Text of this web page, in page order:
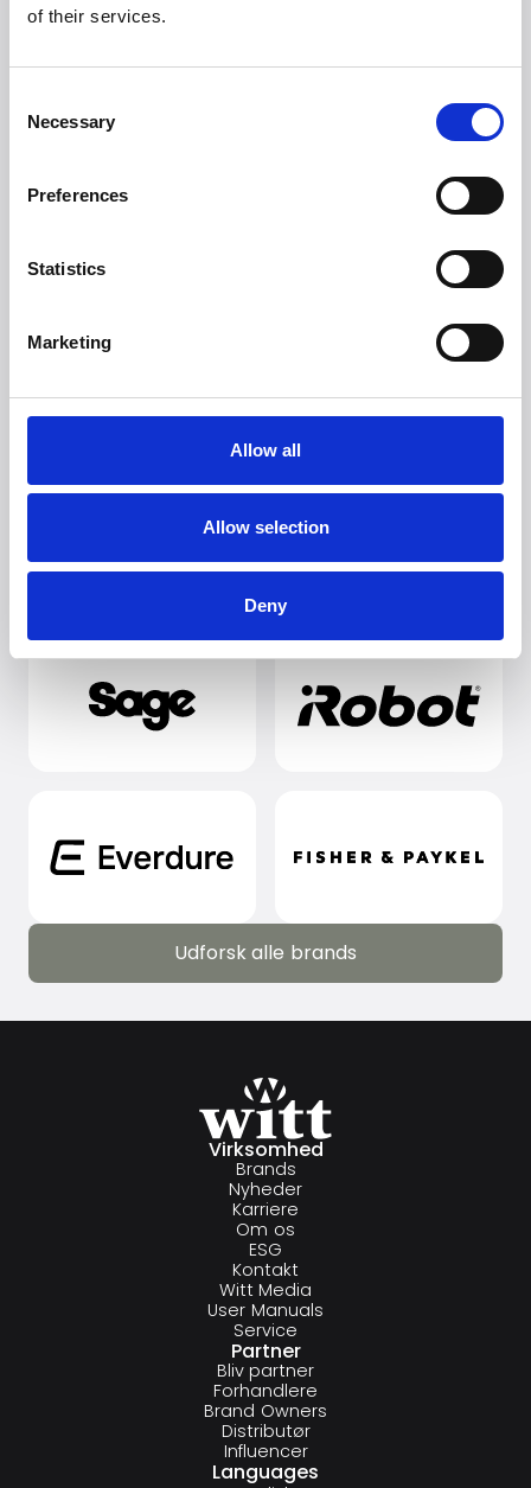
of their services.
Selection
Necessary
Preferences
Statistics
Marketing
Allow all
Allow selection
Deny
Er du på udkig efter
Mere end 50 internationale brands stoler på
Udforsk alle brands
Udforsk alle brands
Virksomhed
Brands
Nyheder
Karriere
Om os
ESG
Kontakt
Witt Media
User Manuals
Service
Partner
Bliv partner
Forhandlere
Brand Owners
Distributør
Influencer
Languages